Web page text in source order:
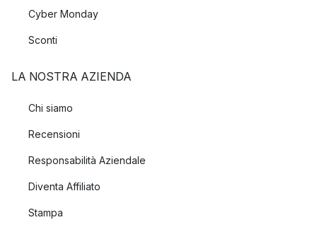
Cyber Monday
Sconti
LA NOSTRA AZIENDA
Chi siamo
Recensioni
Responsabilità Aziendale
Diventa Affiliato
Stampa